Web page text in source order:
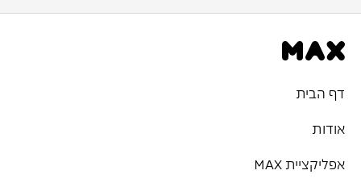
דף הבית
אודות
אפליקציית MAX